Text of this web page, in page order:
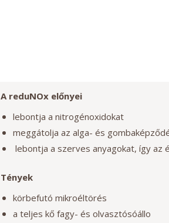
A reduNOx előnyei
lebontja a nitrogénoxidokat
meggátolja az alga- és
lebontja a szerves anyagokat, így az
Tények
körbefutó mikroéltörés
a teljes kő fagy- és olvasztósóállo